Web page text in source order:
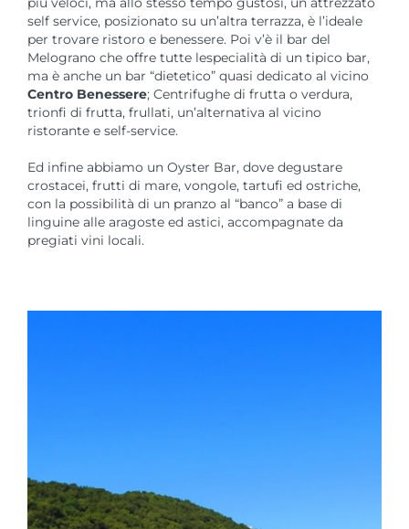
self service, posizionato su un’altra terrazza, è l’ideale
per trovare ristoro e benessere. Poi v’è il bar del
Melograno che offre tutte lespecialità di un tipico bar,
ma è anche un bar “dietetico” quasi dedicato al vicino
Centro Benessere; Centrifughe di frutta o verdura,
trionfi di frutta, frullati, un’alternativa al vicino
ristorante e self-service.
Ed infine abbiamo un Oyster Bar, dove degustare
crostacei, frutti di mare, vongole, tartufi ed ostriche,
con la possibilità di un pranzo al “banco” a base di
linguine alle aragoste ed astici, accompagnate da
pregiati vini locali.